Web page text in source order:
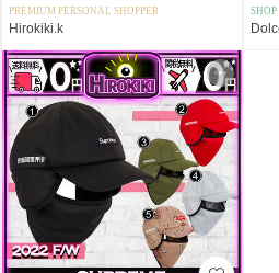
PREMIUM PERSONAL SHOPPER
Hirokiki.k
SHOP